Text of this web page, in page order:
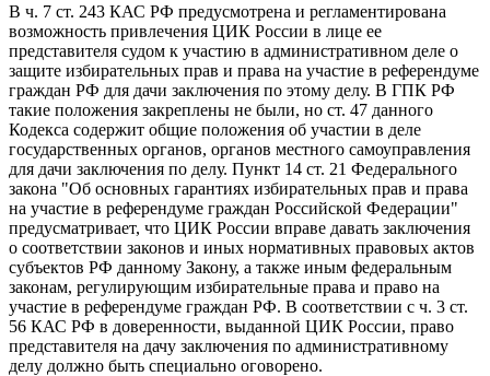
В ч. 7 ст. 243 КАС РФ предусмотрена и регламентирована
возможность привлечения ЦИК России в лице ее
представителя судом к участию в административном деле о
защите избирательных прав и права на участие в референдуме
граждан РФ для дачи заключения по этому делу. В ГПК РФ
такие положения закреплены не были, но ст. 47 данного
Кодекса содержит общие положения об участии в деле
государственных органов, органов местного самоуправления
для дачи заключения по делу. Пункт 14 ст. 21 Федерального
закона "Об основных гарантиях избирательных прав и права
на участие в референдуме граждан Российской Федерации"
предусматривает, что ЦИК России вправе давать заключения
о соответствии законов и иных нормативных правовых актов
субъектов РФ данному Закону, а также иным федеральным
законам, регулирующим избирательные права и право на
участие в референдуме граждан РФ. В соответствии с ч. 3 ст.
56 КАС РФ в доверенности, выданной ЦИК России, право
представителя на дачу заключения по административному
делу должно быть специально оговорено.